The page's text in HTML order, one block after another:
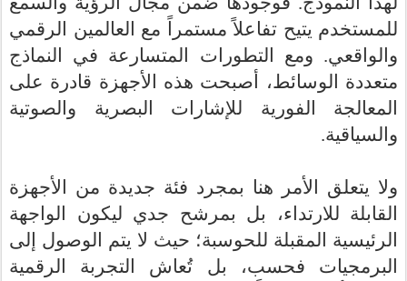
للمستخدم يتيح تفاعلاً مستمراً مع العالمين الرقمي
والواقعي. ومع التطورات المتسارعة في النماذج
متعددة الوسائط، أصبحت هذه الأجهزة قادرة على
المعالجة الفورية للإشارات البصرية والصوتية
والسياقية.
ولا يتعلق الأمر هنا بمجرد فئة جديدة من الأجهزة
القابلة للارتداء، بل بمرشح جدي ليكون الواجهة
الرئيسية المقبلة للحوسبة؛ حيث لا يتم الوصول إلى
البرمجيات فحسب، بل تُعاش التجربة الرقمية